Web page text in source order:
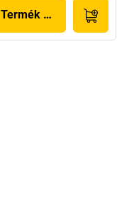
Termék megjelenítése